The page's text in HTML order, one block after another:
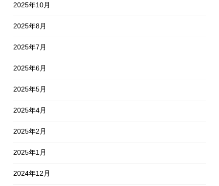
2025年10月
2025年8月
2025年7月
2025年6月
2025年5月
2025年4月
2025年2月
2025年1月
2024年12月